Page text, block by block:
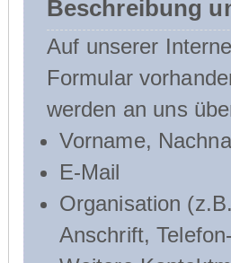
Beschreibung
Auf unserer
Formular
werden an uns
Vorname,
E-Mail
Organisation
Anschrift,